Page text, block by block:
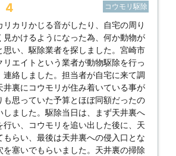
4 コウモリ駆除
カリかじる音がしたり、自宅の周り
見かけるようになった為、何か動物が
思い、駆除業者を探しました。宮崎市
リエイトという業者が動物駆除を行っ
連絡しました。担当者が自宅に来て調
井裏にコウモリが住み着いている事が
も思っていた予算とほぼ同額だったの
しました。駆除当日は、まず天井裏へ
行い、コウモリを追い出した後に、天
もらい、最後は天井裏への侵入口とな
を塞いでもらいました。天井裏の掃除